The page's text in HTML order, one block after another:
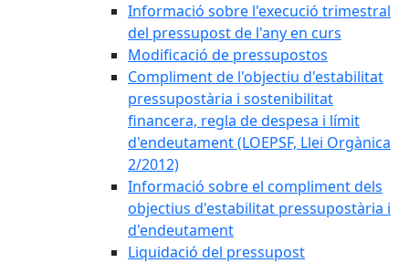
Informació sobre l'execució trimestral
del pressupost de l'any en curs
Modificació de pressupostos
Compliment de l'objectiu d'estabilitat
pressupostària i sostenibilitat
financera, regla de despesa i límit
d'endeutament (LOEPSF, Llei Orgànica
2/2012)
Informació sobre el compliment dels
objectius d'estabilitat pressupostària i
d'endeutament
Liquidació del pressupost